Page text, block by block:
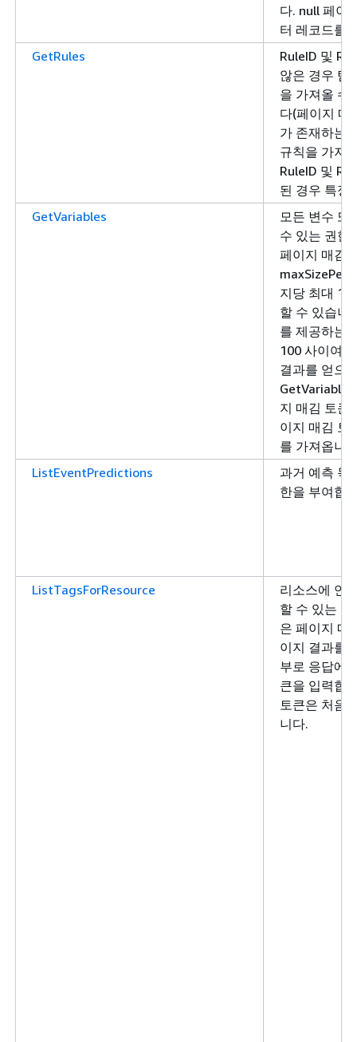
다. null 페이
터 레코드를
GetRules
RuleID 및
않은 경우 탐
을 가져올 수
다(페이지 매
가 존재하는
규칙을 가져
RuleID 및
된 경우 특정
GetVariables
모든 변수 또
수 있는 권한
페이지 매김
지당 최대
할 수 있습니
를 제공하는
100 사이여
결과를 얻으
지 매김 토큰
이지 매김 토
를 가져옵니
ListEventPredictions
과거 예측 목
한을 부여합
ListTagsForResource
리소스에 연
할 수 있는
은 페이지 매
이지 결과를
부로 응답에
큰을 입력합
토큰은 처음
니다.